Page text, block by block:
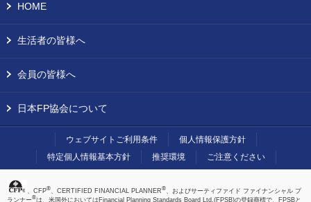
HOME
生活者の皆様へ
会員の皆様へ
日本FP協会について
ウェブサイトご利用条件
個人情報保護方針
特定個人情報基本方針
推奨環境 ご注意ください
、CFP®、CERTIFIED FINANCIAL PLANNER®、およびサーティファイド ファイナンシャル プ
ランナー®は、米国外においてはFinancial Planning Standards Board Ltd.(FPSB)の登録商標で、FPSBと